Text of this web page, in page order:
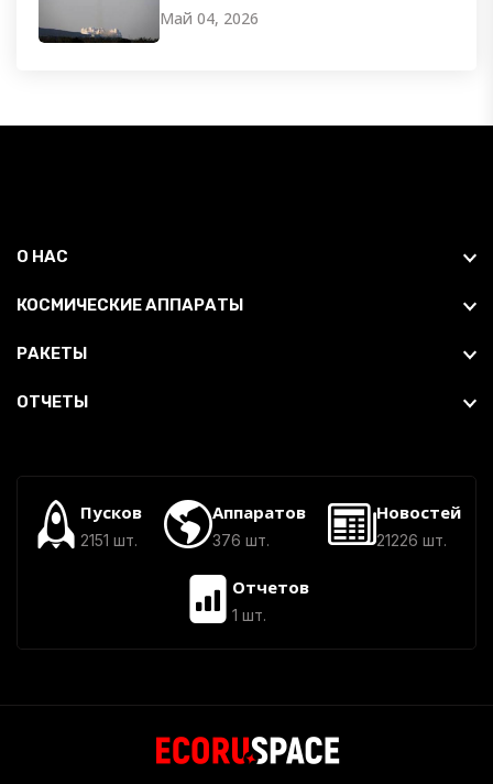
Май 04, 2026
О НАС
КОСМИЧЕСКИЕ АППАРАТЫ
РАКЕТЫ
ОТЧЕТЫ
Пусков
2151 шт.
Аппаратов
376 шт.
Новостей
21226 шт.
Отчетов
1 шт.